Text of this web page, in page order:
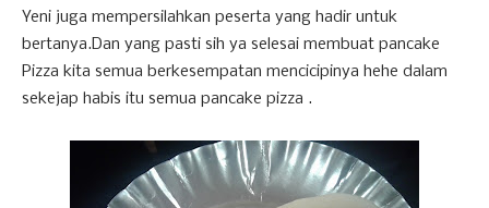
Yeni juga mempersilahkan peserta yang hadir untuk
bertanya.Dan yang pasti sih ya selesai membuat pancake
Pizza kita semua berkesempatan mencicipinya hehe dalam
sekejap habis itu semua pancake pizza .